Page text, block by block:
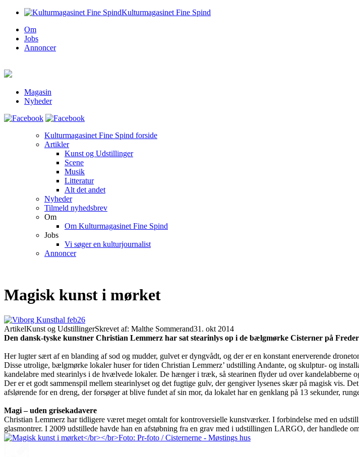
Kulturmagasinet Fine Spind
Om
Jobs
Annoncer
Magasin
Nyheder
Kulturmagasinet Fine Spind forside
Artikler
Kunst og Udstillinger
Scene
Musik
Litteratur
Alt det andet
Nyheder
Tilmeld nyhedsbrev
Om
Om Kulturmagasinet Fine Spind
Jobs
Vi søger en kulturjournalist
Annoncer
Magisk kunst i mørket
ArtikelKunst og UdstillingerSkrevet af: Malthe Sommerand31. okt 2014
Den dansk-tyske kunstner Christian Lemmerz har sat stearinlys op i de bælgmørke Cisterner på
Her lugter sært af en blanding af sod og mudder, gulvet er dyngvådt, og der er en konstant enerverende
Disse utrolige, bælgmørke lokaler huser for tiden Christian Lemmerz’ udstilling Andante, og skulptur- og
kandelabre med stearinlys i de hvælvede lokaler. De hænger i træk, så stearinen flyder ud over kandelabberne
Der er et godt sammenspil mellem stearinlyset og det fugtige gulv, der gengiver lysenes skær på magisk vis.
afslørende for en dreng, der forsøger at blive fundet af sin mor, da lokalet har en genklang på 13 sekunder,
Magi – uden grisekadavere
Christian Lemmerz har tidligere været meget omtalt for kontroversielle kunstværker. I forbindelse med en
glasmontrer. I 2009 udstillede havde han en afstøbning fra en grav med i udstillingen LARGO, der handlede